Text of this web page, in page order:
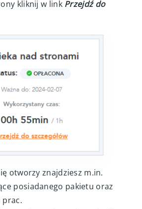
kliknij w link Przejdź do
otworzy znajdziesz m.in.
posiadanego pakietu oraz
prac.